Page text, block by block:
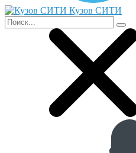
Кузов СИТИ